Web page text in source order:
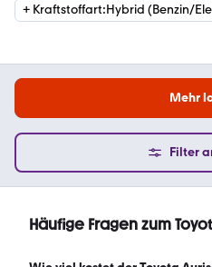
+ Kraftstoffart:Hybrid (Benzin/
Mehr
Filter
Häufige Fragen zum